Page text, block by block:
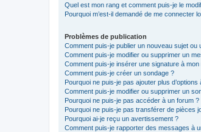
Quel est mon rang et comment puis-je le
Pourquoi m’est-il demandé de me connecter
Problèmes de publication
Comment puis-je publier un nouveau sujet ou
Comment puis-je modifier ou supprimer un
Comment puis-je insérer une signature à
Comment puis-je créer un sondage ?
Pourquoi ne puis-je pas ajouter plus d’options
Comment puis-je modifier ou supprimer un
Pourquoi ne puis-je pas accéder à un forum ?
Pourquoi ne puis-je pas transférer de pièces
Pourquoi ai-je reçu un avertissement ?
Comment puis-je rapporter des messages à